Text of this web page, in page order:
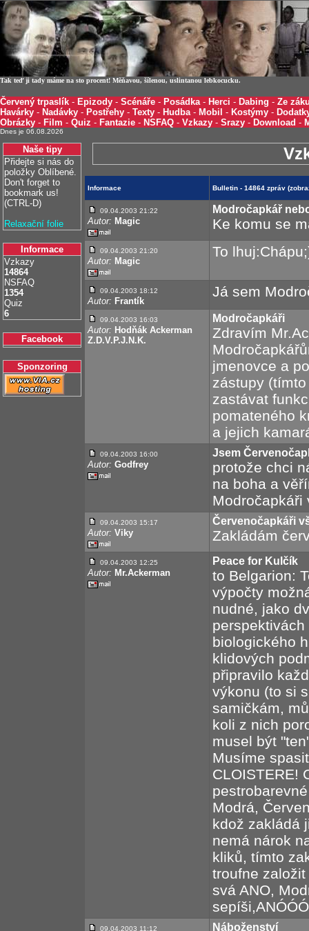
Tak teď ji tady máme na sto procent! Měňavou, šílenou, uslintanou lebkocucku.
Červený trpaslík - Epizody - Scénáře - Posádka- Herci - Dabing - Ze
Havárky - Nadávky - Postřehy - Texty - Hudba- Mobil - Kostýmy -
Obrázky - Film - Quiz - Fantazie - NSFAQ - Vzkazy - Srazy - Download -
Dnes je 06.08.2026
Naše tipy
Přidejte si nás do
položky Oblíbené.
Don't forget to
bookmark us!
(CTRL-D)
Relaxační folie
Informace
Vzkazy
14864
NSFAQ
1354
Quiz
6
Facebook
Sponzoring
Informace Bulletin - 14864 zpráv
09.04.2003 21:22
Autor: Magic
Modročapkář
Ke komu se
09.04.2003 21:20
Autor: Magic
To
09.04.2003 18:12
Autor: Frantík
Já sem
09.04.2003 16:03
Autor: Hodňák Ackerman
Z.D.V.P.J.N.K.
Modročapkáři
Zdravím
jmenovce a
zástupy
zastávat
pomateného
a jejich
09.04.2003 16:00
Autor: Godfrey
Jsem
protože chci
na boha a
Modročapkáři
09.04.2003 15:17
Autor: Viky
Červenočapkáři
Zakládám
09.04.2003 12:25
Autor: Mr.Ackerman
Peace for Kulčík
to Belgarion:
výpočty
nudné, jako
biologického
klidových
připravilo
výkonu (to si
samičkám,
koli z nich
musel být
Musíme
CLOISTERE!
Modrá,
kdož zakládá
nemá nárok
kliků, tímto
troufne založit
svá ANO,
09.04.2003 11:12 Náboženství